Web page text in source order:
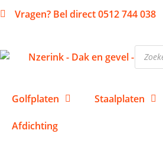
Vragen? Bel direct 0512 744 038
Golfplaten Staalplaten
Afdichting